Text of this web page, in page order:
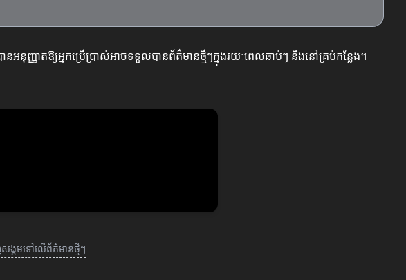
អនុញ្ញាតឱ្យអ្នកប្រើប្រាស់អាចទទួលបានព័ត៌មានថ្មីៗក្នុងរយៈពេលឆាប់ៗ និងនៅគ្រប់កន្លែង។
គមទៅលើព័ត៌មានថ្មីៗ